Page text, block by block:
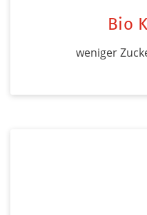
Bio
weniger